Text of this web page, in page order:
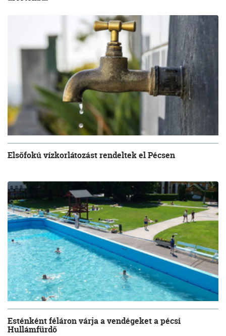
Elsőfokú vízkorlátozást rendeltek el Pécsen
Esténként féláron várja a vendégeket a pécsi
Hullámfürdő